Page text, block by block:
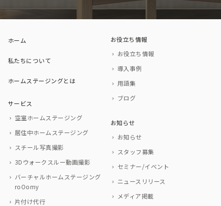
サービス
空室ホームステージング
居住中ホームステージング
スチール写真撮影
3Dウォークスルー動画撮影
バーチャルホームステージング
roOomy
お役立ち情報
お役立ち情報
導入事例
用語集
お知らせ
お知らせ
スタッフ募集
セミナー/イベント
ニュースリリース